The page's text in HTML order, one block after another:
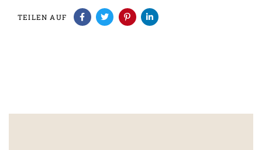
TEILEN AUF